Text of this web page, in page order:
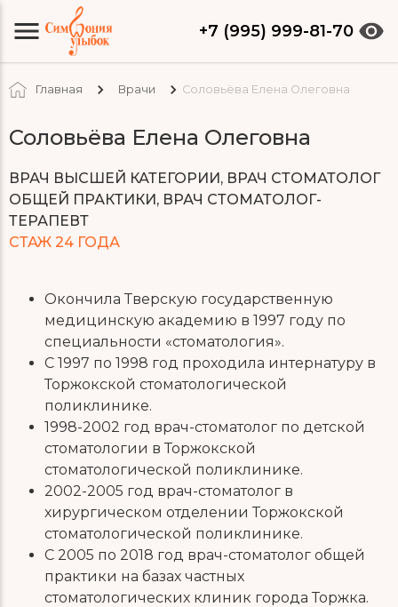
+7 (995) 999-81-70
Главная Врачи Соловьёва Елена Олеговна
Соловьёва Елена Олеговна
ВРАЧ ВЫСШЕЙ КАТЕГОРИИ, ВРАЧ СТОМАТОЛОГ
ОБЩЕЙ ПРАКТИКИ, ВРАЧ СТОМАТОЛОГ-
ТЕРАПЕВТ
СТАЖ 24 ГОДА
Окончила Тверскую государственную
медицинскую академию в 1997 году по
специальности «стоматология».
С 1997 по 1998 год проходила интернатуру в
Торжокской стоматологической
поликлинике.
1998-2002 год врач-стоматолог по детской
стоматологии в Торжокской
стоматологической поликлинике.
2002-2005 год врач-стоматолог в
хирургическом отделении Торжокской
стоматологической поликлинике.
С 2005 по 2018 год врач-стоматолог общей
практики на базах частных
стоматологических клиник города Торжка.